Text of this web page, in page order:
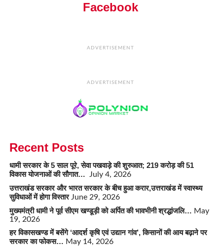
Facebook
ADVERTISEMENT
ADVERTISEMENT
Recent Posts
धामी सरकार के 5 साल पूरे, सेवा पखवाड़े की शुरुआत; 219 करोड़ की 51
विकास योजनाओं की सौगात…
July 4, 2026
उत्तराखंड सरकार और भारत सरकार के बीच हुआ करार,उत्तराखंड में स्वास्थ्य
सुविधाओं में होगा विस्तार June 29, 2026
मुख्यमंत्री धामी ने पूर्व सीएम खण्डूड़ी को अर्पित की भावभीनी श्रद्धांजलि… May
19, 2026
हर विकासखण्ड में बसेंगे ‘आदर्श कृषि एवं उद्यान गांव’, किसानों की आय बढ़ाने पर
सरकार का फोकस… May 14, 2026